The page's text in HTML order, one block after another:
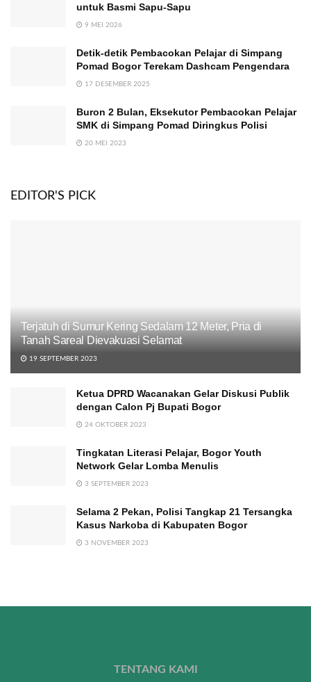
untuk Basmi Sapu-Sapu
9 MEI 2026
Detik-detik Pembacokan Pelajar di Simpang
Pomad Bogor Terekam Dashcam Pengendara
17 DESEMBER 2025
Buron 2 Bulan, Eksekutor Pembacokan Pelajar
SMK di Simpang Pomad Diringkus Polisi
20 MEI 2023
EDITOR'S PICK
Terjatuh di Sumur Kering Sedalam 12 Meter, Pria di
Tanah Sareal Dievakuasi Selamat
19 SEPTEMBER 2023
Ketua DPRD Wacanakan Gelar Diskusi Publik
dengan Calon Pj Bupati Bogor
24 OKTOBER 2023
Tingkatan Literasi Pelajar, Bogor Youth
Network Gelar Lomba Menulis
3 SEPTEMBER 2023
Selama 2 Pekan, Polisi Tangkap 21 Tersangka
Kasus Narkoba di Kabupaten Bogor
3 NOVEMBER 2023
TENTANG KAMI